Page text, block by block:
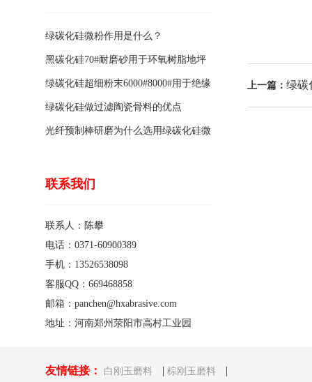
绿碳化硅微粉作用是什么？
黑碳化硅70#耐磨砂用于环氧树脂地坪
骨料的特点有哪些？
绿碳化硅超细粉末6000#8000#用于绝缘
涂料的优点
绿碳化硅做过滤陶瓷骨料的优点
光纤预制棒研磨为什么选用绿碳化硅微
联系我们
联系人：陈攀
电话：0371-60900389
手机：13526538098
客服QQ：669468858
邮箱：panchen@hxabrasive.com
地址：河南郑州荥阳市高村工业园
上一篇： 绿碳
友情链接： 白刚玉磨料 | 棕刚玉磨料 |